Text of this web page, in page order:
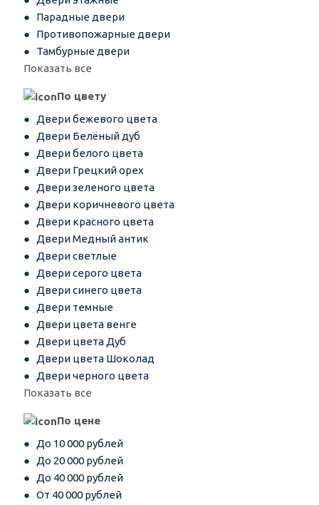
Парадные двери
Противопожарные двери
Тамбурные двери
Показать все
По цвету
Двери бежевого цвета
Двери Белёный дуб
Двери белого цвета
Двери Грецкий орех
Двери зеленого цвета
Двери коричневого цвета
Двери красного цвета
Двери Медный антик
Двери светлые
Двери серого цвета
Двери синего цвета
Двери темные
Двери цвета венге
Двери цвета Дуб
Двери цвета Шоколад
Двери черного цвета
Показать все
По цене
До 10 000 рублей
До 20 000 рублей
До 40 000 рублей
От 40 000 рублей